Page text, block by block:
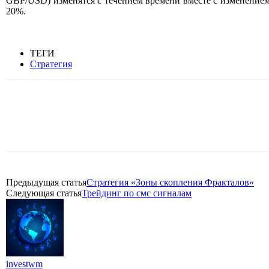
20%.
ТЕГИ
Стратегия
Предыдущая статьяСтратегия «Зоны скопления Фракталов»
Следующая статьяТрейдинг по смс сигналам
investwm